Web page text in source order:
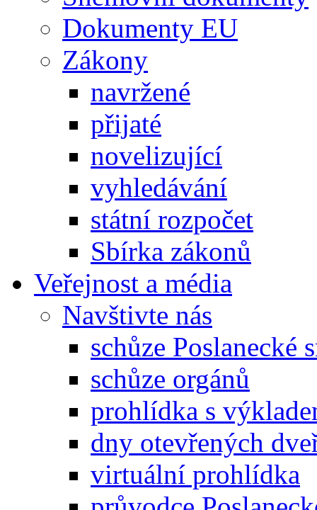
Dokumenty EU
Zákony
navržené
přijaté
novelizující
vyhledávání
státní rozpočet
Sbírka zákonů
Veřejnost a média
Navštivte nás
schůze Poslanecké
schůze orgánů
prohlídka s
dny otevřených
virtuální prohlídka